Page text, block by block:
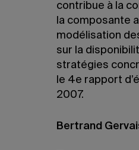
contribue à la
la composante
modélisation
sur la
stratégies
le 4e rapport
2007.
Bertrand